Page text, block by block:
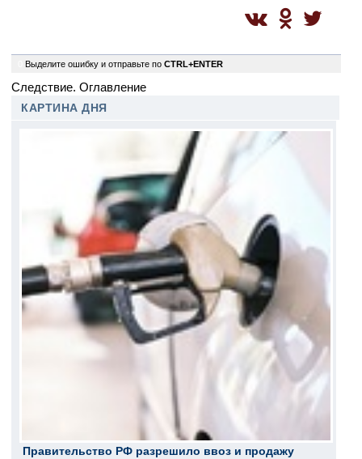
Выделите ошибку и отправьте по CTRL+ENTER
Следствие. Оглавление
КАРТИНА ДНЯ
Правительство РФ разрешило ввоз и продажу